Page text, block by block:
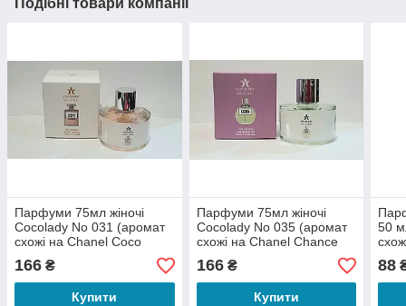
Парфуми 75мл жіночі
Cocolady No 031 (аромат
схожі на Chanel Coco
Mademoiselle)
166 ₴
Купити
Парфуми 75мл жіночі
Cocolady No 035 (аромат
схожі на Chanel Chance
Eau Fraiche)
166₴
Купити
50
88